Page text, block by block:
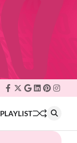
Facebook
Twitter
Google
Linkedin
Pinterest
PLAYLIST